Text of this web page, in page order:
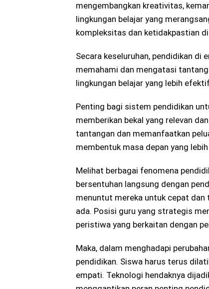
mengembangkan kreativitas,
lingkungan belajar yang
kompleksitas dan ketidakpastian
Secara keseluruhan, pendidikan di
memahami dan mengatasi
lingkungan belajar yang lebih
Penting bagi sistem pendidikan
memberikan bekal yang relevan
tantangan dan memanfaatkan
membentuk masa depan yang lebih
Melihat berbagai fenomena
bersentuhan langsung dengan
menuntut mereka untuk cepat dan
ada. Posisi guru yang strategis
peristiwa yang berkaitan dengan
Maka, dalam menghadapi
pendidikan. Siswa harus terus
empati. Teknologi hendaknya